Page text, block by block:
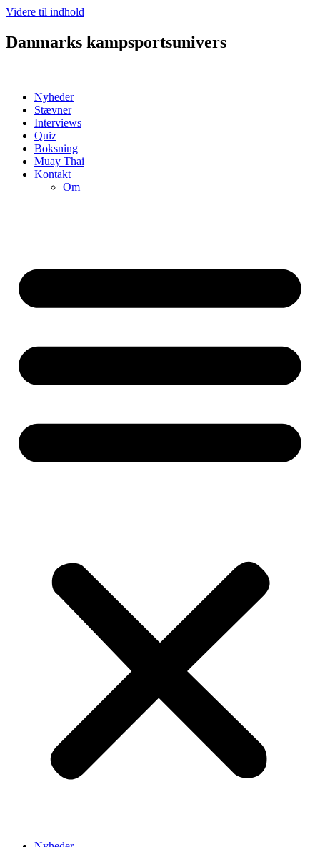
Videre til indhold
Danmarks kampsportsunivers
Nyheder
Stævner
Interviews
Quiz
Boksning
Muay Thai
Kontakt
Om